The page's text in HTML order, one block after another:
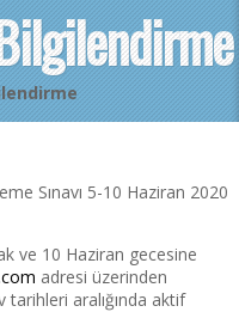
Sınavı 5-10 Haziran 2020
ve 10 Haziran gecesine
adresi üzerinden
tarihleri aralığında aktif